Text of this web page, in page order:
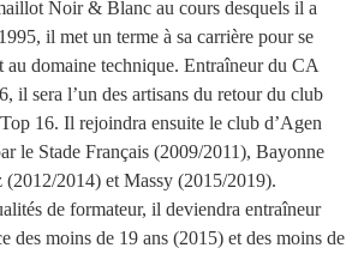
Noir & Blanc au cours desquels il a
il met un terme à sa carrière pour se
au domaine technique. Entraîneur du CA
il sera l’un des artisans du retour du club
16. Il rejoindra ensuite le club d’Agen
le Stade Français (2009/2011), Bayonne
2014) et Massy (2015/2019).
de formateur, il deviendra entraîneur
des moins de 19 ans (2015) et des moins de